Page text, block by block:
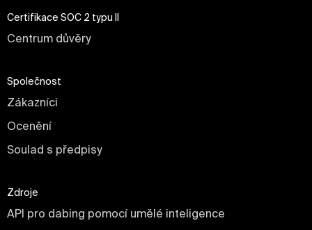
Certifikace SOC 2 typu II
Centrum důvěry
Společnost
Zákazníci
Ocenění
Soulad s předpisy
Zdroje
API pro dabing pomocí umělé inteligence